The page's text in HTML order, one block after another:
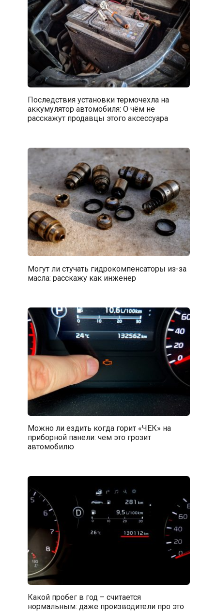
Последствия установки термочехла на
аккумулятор автомобиля: О чём не
расскажут продавцы этого аксессуара
Могут ли стучать гидрокомпенсаторы из-за
масла: расскажу как инженер
Можно ли ездить когда горит «ЧЕК» на
приборной панели: чем это грозит
автомобилю
Какой пробег в год – считается
нормальным: даже производители про это